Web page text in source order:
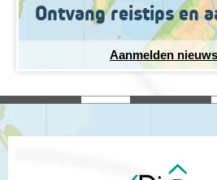
Ontvang reistips en
Aanmelden